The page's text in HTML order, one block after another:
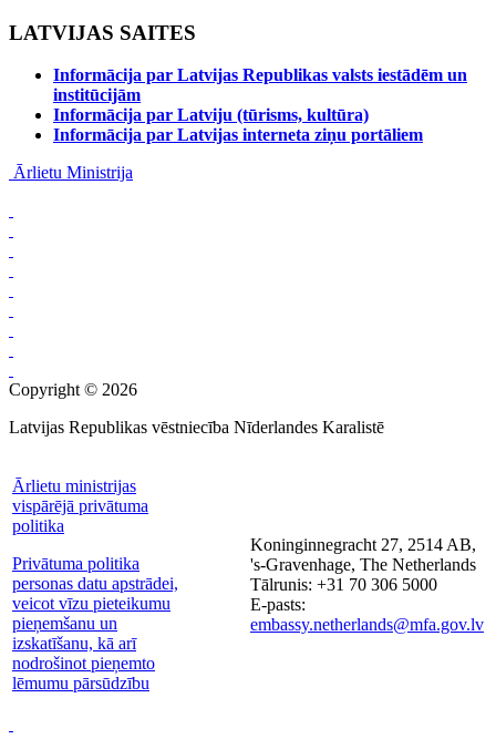
LATVIJAS SAITES
Informācija par Latvijas Republikas valsts iestādēm un
institūcijām
Informācija par Latviju (tūrisms, kultūra)
Informācija par Latvijas interneta ziņu portāliem
Ārlietu Ministrija
Copyright © 2026
Latvijas Republikas vēstniecība Nīderlandes Karalistē
Ārlietu ministrijas
vispārējā privātuma
politika
Privātuma politika
personas datu apstrādei,
veicot vīzu pieteikumu
pieņemšanu un
izskatīšanu, kā arī
nodrošinot pieņemto
lēmumu pārsūdzību
Koninginnegracht 27, 2514 AB,
's-Gravenhage, The Netherlands
Tālrunis: +31 70 306 5000
E-pasts:
embassy.netherlands@mfa.gov.lv